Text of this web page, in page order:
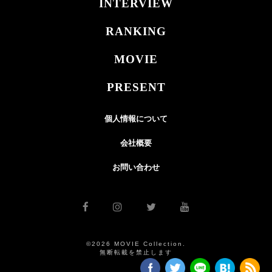
INTERVIEW
RANKING
MOVIE
PRESENT
個人情報について
会社概要
お問い合わせ
©2026 MOVIE Collection.
無断転載を禁止します